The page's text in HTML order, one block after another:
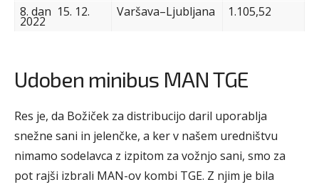
8. dan 15. 12.
2022
Varšava–Ljubljana 1.105,52
Udoben minibus MAN TGE
Res je, da Božiček za distribucijo daril uporablja
snežne sani in jelenčke, a ker v našem uredništvu
nimamo sodelavca z izpitom za vožnjo sani, smo za
pot rajši izbrali MAN-ov kombi TGE. Z njim je bila